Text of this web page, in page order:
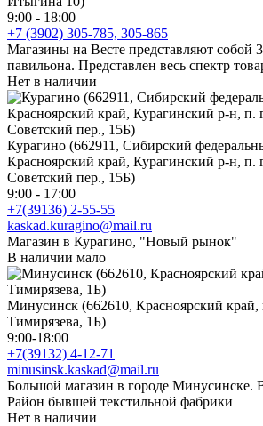
9:00 - 18:00
+7 (3902) 305-785, 305-865
Магазины на Весте представляют собой
павильона. Представлен весь спектр
Нет в наличии
Курагино (662911, Сибирский
Красноярский край, Курагинский р-н, п.
Советский пер., 15Б)
9:00 - 17:00
+7(39136) 2-55-55
kaskad.kuragino@mail.ru
Магазин в Курагино, "Новый рынок"
В наличии мало
Минусинск (662610, Красноярский край,
Тимирязева, 1Б)
9:00-18:00
+7(39132) 4-12-71
minusinsk.kaskad@mail.ru
Большой магазин в городе Минусинске.
Район бывшей текстильной фабрики
Нет в наличии